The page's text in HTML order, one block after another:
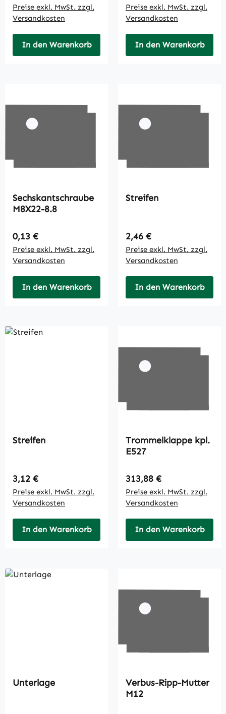
Preise exkl. MwSt. zzgl.
Versandkosten
In den Warenkorb
Preise exkl. MwSt. zzgl.
Versandkosten
In den Warenkorb
Sechskantschraube
M8X22-8.8
Regulärer Preis:
0,13 €
Preise exkl. MwSt. zzgl.
Versandkosten
In den Warenkorb
Streifen
Regulärer Preis:
2,46 €
Preise exkl. MwSt. zzgl.
Versandkosten
In den Warenkorb
Streifen
Regulärer Preis:
3,12 €
Preise exkl. MwSt. zzgl.
Versandkosten
In den Warenkorb
Trommelklappe kpl.
E527
Regulärer Preis:
313,88 €
Preise exkl. MwSt. zzgl.
Versandkosten
In den Warenkorb
Unterlage
Verbus-Ripp-Mutter
M12